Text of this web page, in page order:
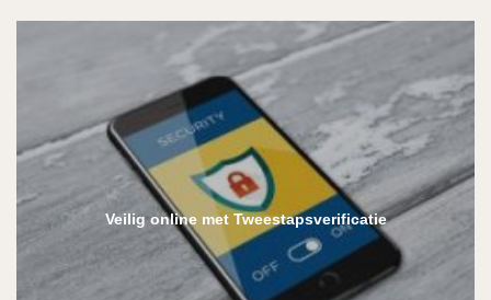
Veilig online met Tweestapsverificatie